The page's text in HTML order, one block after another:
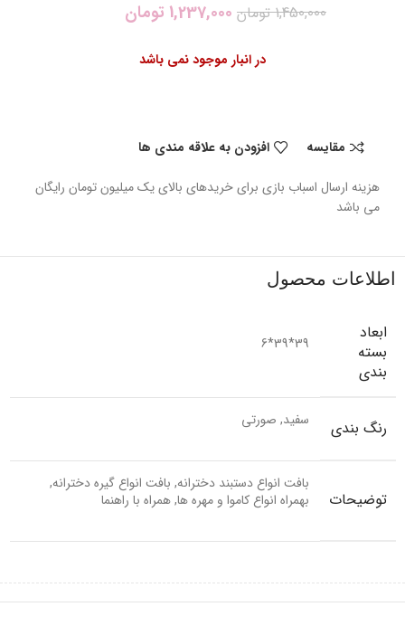
1,450,000 تومان 1,237,000 تومان
در انبار موجود نمی باشد
مقایسه افزودن به علاقه مندی ها
هزینه ارسال اسباب بازی برای خریدهای بالای یک میلیون تومان رایگان
می باشد
اطلاعات محصول
ابعاد
بسته
بندی
39*39*6
رنگ بندی سفید, صورتی
توضیحات
بافت انواع دستبند دخترانه, بافت انواع گیره دخترانه,
بهمراه انواع کاموا و مهره ها, همراه با راهنما